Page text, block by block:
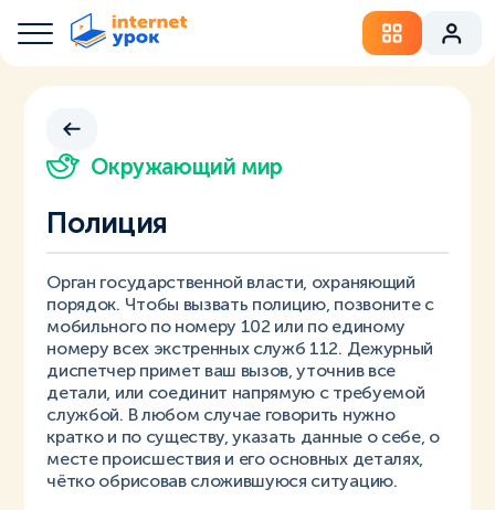
Окружающий мир
Полиция
Орган государственной власти, охраняющий
порядок. Чтобы вызвать полицию, позвоните с
мобильного по номеру 102 или по единому
номеру всех экстренных служб 112. Дежурный
диспетчер примет ваш вызов, уточнив все
детали, или соединит напрямую с требуемой
службой. В любом случае говорить нужно
кратко и по существу, указать данные о себе, о
месте происшествия и его основных деталях,
чётко обрисовав сложившуюся ситуацию.